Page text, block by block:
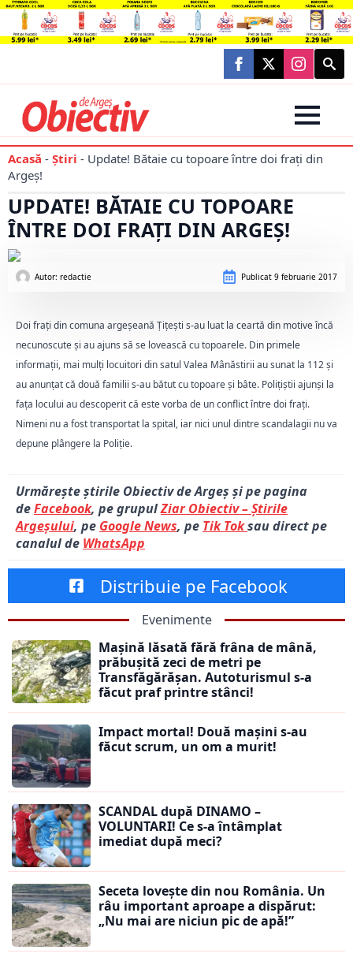
Search
for:
Acasă - Știri - Update! Bătaie cu topoare între doi frați din
Argeș!
UPDATE! BĂTAIE CU TOPOARE
ÎNTRE DOI FRAȚI DIN ARGEȘ!
Autor: redactie Publicat 9 februarie 2017
Doi frați din comuna argeșeană Țițești s-au luat la ceartă din motive încă
necunoscute și au ajuns să se lovească cu topoarele. Din primele
informații, mai mulți locuitori din satul Valea Mânăstirii au sunat la 112 și
au anunțat că două familii s-au bătut cu topoare și bâte. Polițiștii ajunși la
fața locului au descoperit că este vorba de un conflict între doi frați.
Nimeni nu a fost transportat la spital, iar nici unul dintre scandalagii nu va
depune plângere la Poliție.
Urmărește știrile Obiectiv de Argeș și pe pagina
deFacebook, pe grupulZiar Obiectiv – Știrile
Argeșului, pe Google News, pe Tik Toksau direct pe
canalul de WhatsApp
Distribuie pe Facebook
Evenimente
Mașină lăsată fără frâna de mână,
prăbușită zeci de metri pe
Transfăgărășan. Autoturismul s-a
făcut praf printre stânci!
Impact mortal! Două mașini s-au
făcut scrum, un om a murit!
SCANDAL după DINAMO –
VOLUNTARI! Ce s-a întâmplat
imediat după meci?
Seceta lovește din nou România. Un
râu important aproape a dispărut:
„Nu mai are niciun pic de apă!”